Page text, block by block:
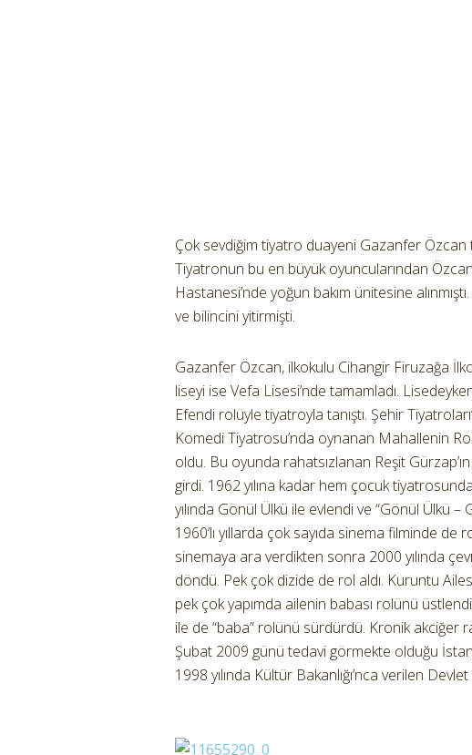
Çok sevdiğim tiyatro duayeni Gazanfer
Tiyatronun bu en büyük oyuncularından
Hastanesi’nde yoğun bakım ünitesine
ve bilincini yitirmişti.
Gazanfer Özcan, ilkokulu Cihangir Firuzağa
liseyi ise Vefa Lisesi’nde tamamladı.
Efendi rolüyle tiyatroyla tanıştı. Şehir
Komedi Tiyatrosu’nda oynanan Mahallenin
oldu. Bu oyunda rahatsızlanan Reşit
girdi. 1962 yılına kadar hem çocuk
yılında Gönül Ülkü ile evlendi ve “Gönül Ülkü
1960’lı yıllarda çok sayıda sinema filminde
sinemaya ara verdikten sonra 2000 yılında
döndü. Pek çok dizide de rol aldı. Kuruntu
pek çok yapımda ailenin babası rolünü
ile de “baba” rolünü sürdürdü. Kronik akciğer
Şubat 2009 günü tedavi görmekte olduğu
1998 yılında Kültür Bakanlığı’nca verilen Devlet